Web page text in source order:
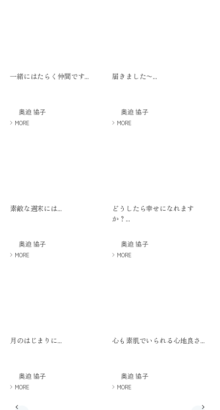
一緒にはたらく仲間です...
奥迫 協子
MORE
届きました〜...
奥迫 協子
MORE
素敵な週末には...
奥迫 協子
MORE
どうしたら幸せになれます
か？...
奥迫 協子
MORE
月のはじまりに...
奥迫 協子
MORE
心も素肌でいられる心地良さ...
奥迫 協子
MORE